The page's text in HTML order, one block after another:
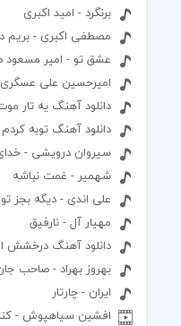
برنگرد - امید اکبری
مصطفی اکبری - بریم
عشق تو - امیر مسعود
امیرحسین علی عسگری
دانلود آهنگ یه تار
دانلود آهنگ توبه
سیروان درویشی -
شهمیر - غمت نباشه
علی اندی - دیگه بجز تو
مهیار آل - نارفیق
دانلود آهنگ درخشش
بهروز بهراد - صاحب
ایران - چارتار
افشین سیاهپوش -